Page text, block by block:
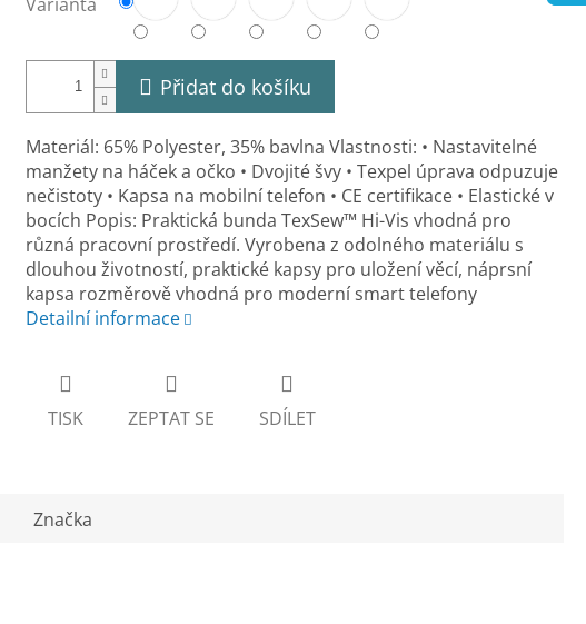
Přidat do košíku
Materiál: 65% Polyester, 35% bavlna Vlastnosti: • Nastavitelné
manžety na háček a očko • Dvojité švy • Texpel úprava odpuzuje
nečistoty • Kapsa na mobilní telefon • CE certifikace • Elastické v
bocích Popis: Praktická bunda TexSew™ Hi-Vis vhodná pro
různá pracovní prostředí. Vyrobena z odolného materiálu s
dlouhou životností, praktické kapsy pro uložení věcí, náprsní
kapsa rozměrově vhodná pro moderní smart telefony
Detailní informace
TISK ZEPTAT SE SDÍLET
Značka